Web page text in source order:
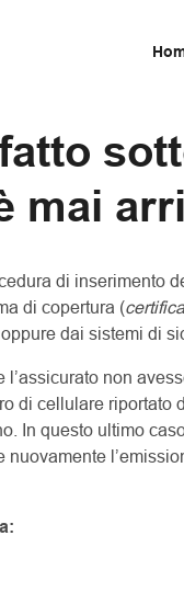
mai
di inserimento
di copertura (
dai sistemi di
l’assicurato non
di cellulare riportato
In questo ultimo
nuovamente